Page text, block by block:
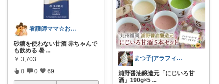
看護師ママ☆おすすめROOM
砂糖を使わない甘酒 赤ちゃんで
も飲める 暑 ...
￥ 3,703
0 0 69
まつ子|アラフィフ主婦のときめくモノ
浦野醤油醸造元「にじいろ甘
酒」190g×5 ...